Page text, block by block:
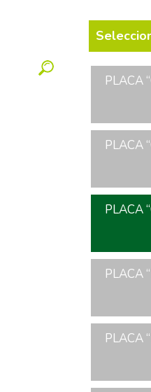
PLACA
PLACA
PLACA
PLACA
PLACA